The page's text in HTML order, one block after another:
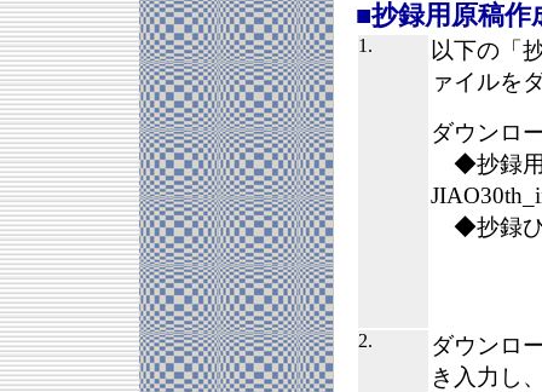
■抄録用原稿作
1.
以下の「
ァイルを
ダウンロ
◆抄録用
◆抄録ひ
2.
ダウンロ
き入力し